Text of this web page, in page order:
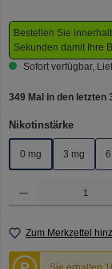
Bestellen Sie
Sekunden damit Ihre
Sofort verfügbar,
349 Mal in den letzten
Nikotinstärke
0 mg 3 mg
Zum Merkzettel